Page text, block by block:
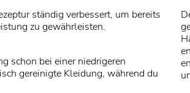
ständig verbessert, um bereits
zu gewährleisten.
schon bei einer niedrigeren
gereinigte Kleidung, während du